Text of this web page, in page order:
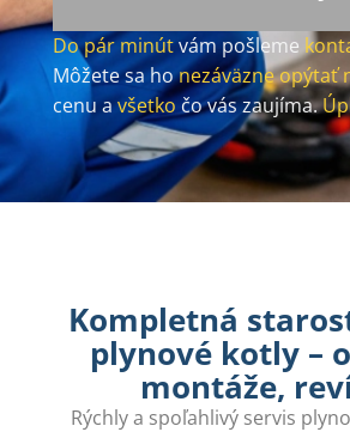
Do pár minútvám pošleme
Môžete sa honezáväzne opýtať
cenu avšetkočo vás zaujíma.
Kompletná
plynové kotly –
montáže,
Rýchly a spoľahlivý servis